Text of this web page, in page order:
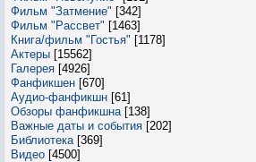
Фильм "Затмение" [342]
Фильм "Рассвет" [1463]
Книга/фильм "Гостья" [1178]
Актеры [15562]
Галерея [4926]
Фанфикшен [670]
Аудио-фанфикшн [61]
Обзоры фанфикшна [138]
Важные даты и события [202]
Библиотека [369]
Видео [4500]